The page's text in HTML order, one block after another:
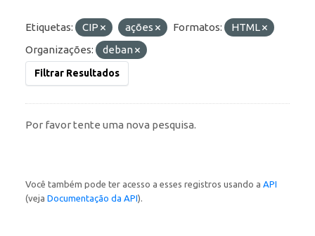
Etiquetas: CIP ações Formatos:
HTML
Organizações:
deban
Filtrar Resultados
Por favor tente uma nova pesquisa.
Você também pode ter acesso a esses registros usando a API
(veja Documentação da API).